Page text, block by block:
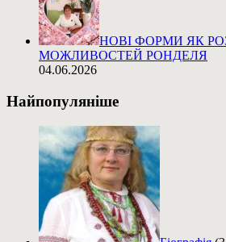
НОВІ ФОРМИ ЯК
МОЖЛИВОСТЕЙ РОНДЕЛЯ
04.06.2026
Найпопуляніше